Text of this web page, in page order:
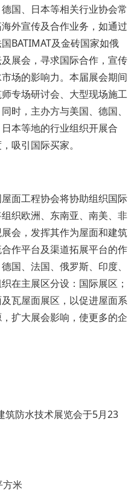
国、日本等相关行业协会常
外宣传及合作业务，如通过
BATIMAT及金砖国家如俄
展会，寻求国际合作，宣传
场的影响力。本届展会期间
专场研讨会、大型现场施工
时，主办方与美国、德国、
本等地的行业组织开展合
吸引国际买家。
面工程协会将协助组织国际
织欧洲、东南亚、南美、非
会，发挥其作为屋面和建筑
作平台及渠道拓展平台的作
国、法国、俄罗斯、印度、
在主展区分设：国际展区；
瓦屋面展区，以促进屋面系
扩大展会影响，使更多的企
筑防水技术展览会于5月23
方米